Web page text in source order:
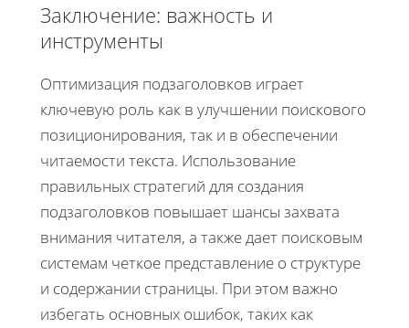
Заключение: важность и
инструменты
Оптимизация подзаголовков играет
ключевую роль как в улучшении поискового
позиционирования, так и в обеспечении
читаемости текста. Использование
правильных стратегий для создания
подзаголовков повышает шансы захвата
внимания читателя, а также дает поисковым
системам четкое представление о структуре
и содержании страницы. При этом важно
избегать основных ошибок, таких как